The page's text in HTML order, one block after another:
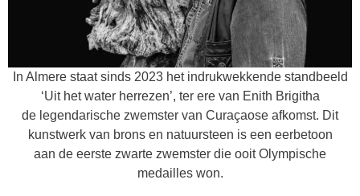
In Almere staat sinds 2023 het indrukwekkende standbeeld
‘Uit het water herrezen’, ter ere van Enith Brigitha
de legendarische zwemster van Curaçaose afkomst. Dit
kunstwerk van brons en natuursteen is een eerbetoon
aan de eerste zwarte zwemster die ooit Olympische
medailles won.